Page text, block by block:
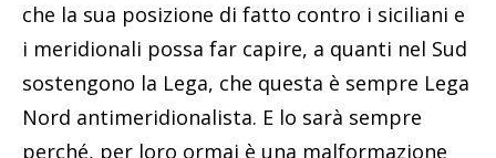
che la sua posizione di fatto contro i siciliani e
i meridionali possa far capire, a quanti nel Sud
sostengono la Lega, che questa è sempre Lega
Nord antimeridionalista. E lo sarà sempre
perché, per loro ormai è una malformazione